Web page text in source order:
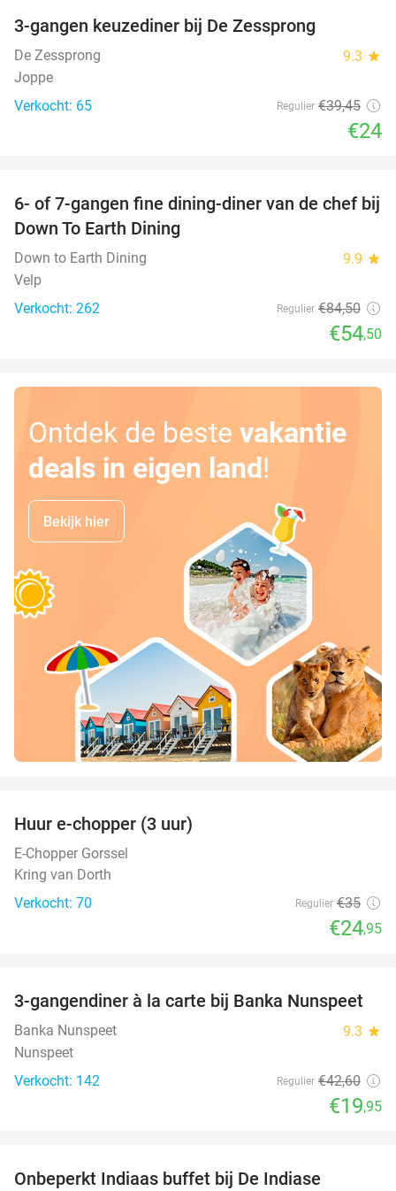
3-gangen keuzediner bij De Zessprong
De Zessprong 9.3 star
Joppe
Verkocht: 65
Regulier €39,45
€24
36%
6- of 7-gangen fine dining-diner van de chef bij
Down To Earth Dining
Down to Earth Dining 9.9 star
Velp
Verkocht: 262
Regulier €84,50
€54,50
Ontdek de beste vakantie
deals in eigen land!
Bekijk hier
Huur e-chopper (3 uur)
E-Chopper Gorssel
Kring van Dorth
Verkocht: 70
Regulier €35
€24,95
53%
3-gangendiner à la carte bij Banka Nunspeet
Banka Nunspeet 9.3 star
Nunspeet
Verkocht: 142
Regulier €42,60
€19,95
Onbeperkt Indiaas buffet bij De Indiase